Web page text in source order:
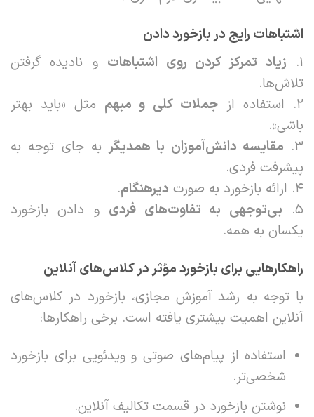
اشتباهات رایج در بازخورد دادن
۱.
زیاد تمرکز کردن روی اشتباهات و نادیده گرفتن
تلاش‌ها.
۲. استفاده از
جملات کلی و مبهم مثل «باید بهتر
باشی».
۳.
مقایسه دانش‌آموزان با همدیگر به جای توجه به
پیشرفت فردی.
۴. ارائه بازخورد به صورت
دیرهنگام.
۵.
بی‌توجهی به تفاوت‌های فردی و دادن بازخورد
یکسان به همه.
راهکارهایی برای بازخورد مؤثر در کلاس‌های آنلاین
با توجه به رشد آموزش مجازی، بازخورد در کلاس‌های
آنلاین اهمیت بیشتری یافته است. برخی راهکارها:
استفاده از پیام‌های صوتی و ویدئویی برای بازخورد
شخصی‌تر.
نوشتن بازخورد در قسمت تکالیف آنلاین.